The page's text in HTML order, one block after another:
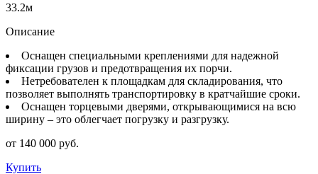
33.2м
Описание
Оснащен специальными креплениями для надежной
фиксации грузов и предотвращения их порчи.
Нетребователен к площадкам для складирования, что
позволяет выполнять транспортировку в кратчайшие сроки.
Оснащен торцевыми дверями, открывающимися на всю
ширину – это облегчает погрузку и разгрузку.
от 140 000 руб.
Купить